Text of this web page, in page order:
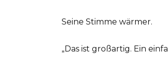
Seine Stimme wärmer.
„Das ist großartig. Ein